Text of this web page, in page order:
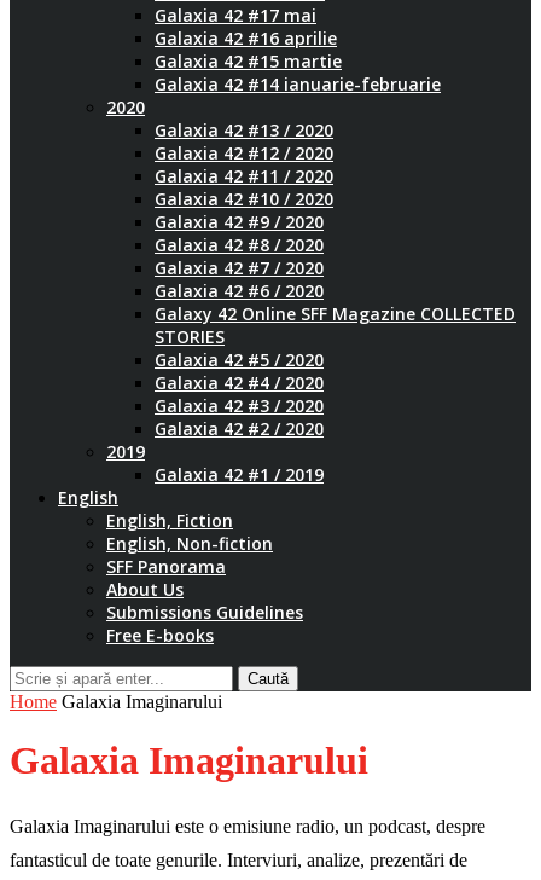
Galaxia 42 #17 mai
Galaxia 42 #16 aprilie
Galaxia 42 #15 martie
Galaxia 42 #14 ianuarie-februarie
2020
Galaxia 42 #13 / 2020
Galaxia 42 #12 / 2020
Galaxia 42 #11 / 2020
Galaxia 42 #10 / 2020
Galaxia 42 #9 / 2020
Galaxia 42 #8 / 2020
Galaxia 42 #7 / 2020
Galaxia 42 #6 / 2020
Galaxy 42 Online SFF Magazine COLLECTED
STORIES
Galaxia 42 #5 / 2020
Galaxia 42 #4 / 2020
Galaxia 42 #3 / 2020
Galaxia 42 #2 / 2020
2019
Galaxia 42 #1 / 2019
English
English, Fiction
English, Non-fiction
SFF Panorama
About Us
Submissions Guidelines
Free E-books
Caută
Home Galaxia Imaginarului
Galaxia Imaginarului
Galaxia Imaginarului este o emisiune radio, un podcast, despre
fantasticul de toate genurile. Interviuri, analize, prezentări de